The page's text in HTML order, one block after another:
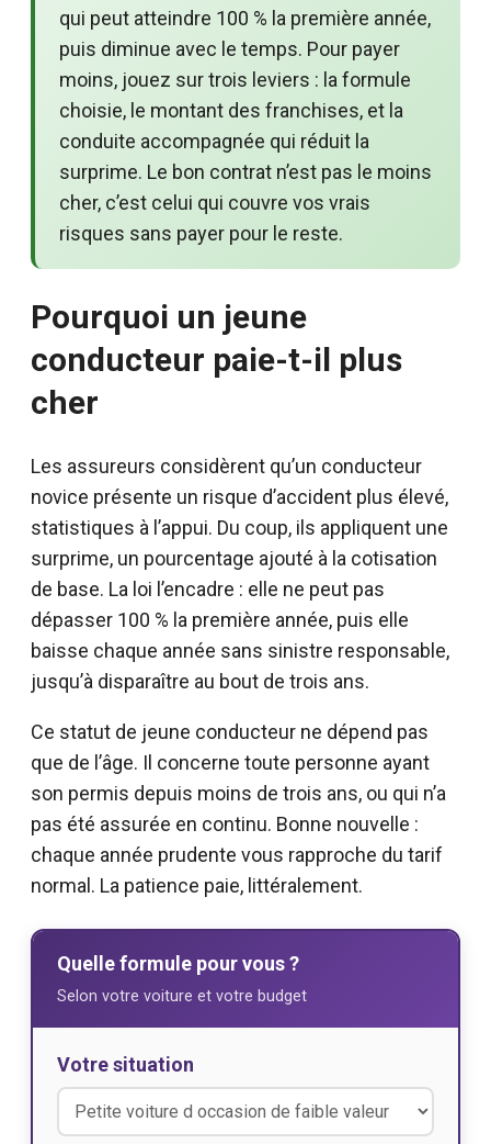
qui peut atteindre 100 % la première année,
puis diminue avec le temps. Pour payer
moins, jouez sur trois leviers : la formule
choisie, le montant des franchises, et la
conduite accompagnée qui réduit la
surprime. Le bon contrat n’est pas le moins
cher, c’est celui qui couvre vos vrais
risques sans payer pour le reste.
Pourquoi un jeune
conducteur paie-t-il plus
cher
Les assureurs considèrent qu’un conducteur
novice présente un risque d’accident plus élevé,
statistiques à l’appui. Du coup, ils appliquent une
surprime, un pourcentage ajouté à la cotisation
de base. La loi l’encadre : elle ne peut pas
dépasser 100 % la première année, puis elle
baisse chaque année sans sinistre responsable,
jusqu’à disparaître au bout de trois ans.
Ce statut de jeune conducteur ne dépend pas
que de l’âge. Il concerne toute personne ayant
son permis depuis moins de trois ans, ou qui n’a
pas été assurée en continu. Bonne nouvelle :
chaque année prudente vous rapproche du tarif
normal. La patience paie, littéralement.
Quelle formule pour vous ?
Selon votre voiture et votre budget
Votre situation